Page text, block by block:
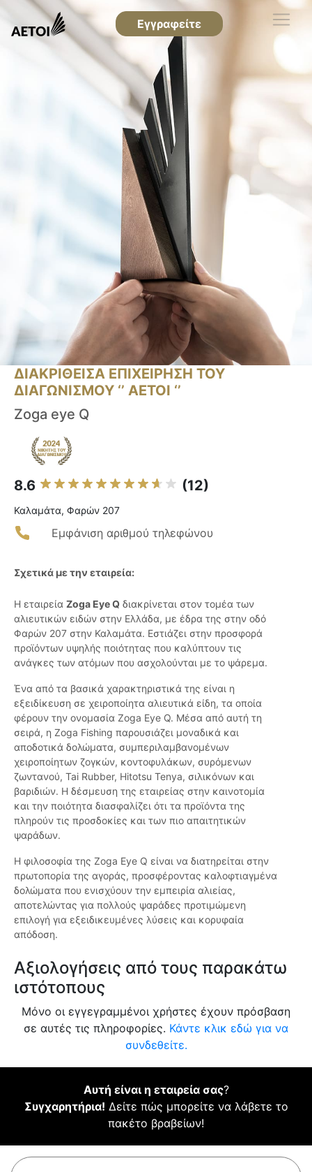
Εγγραφείτε
ΔΙΑΚΡΙΘΕΙΣΑ ΕΠΙΧΕΙΡΗΣΗ ΤΟΥ
ΔΙΑΓΩΝΙΣΜΟΥ ‘’ ΑΕΤΟΙ ‘’
Zoga eye Q
8.6 (12)
Καλαμάτα, Φαρών 207
Εμφάνιση αριθμού τηλεφώνου
Σχετικά με την εταιρεία:
Η εταιρεία Zoga Eye Q διακρίνεται στον τομέα των
αλιευτικών ειδών στην Ελλάδα, με έδρα της στην οδό
Φαρών 207 στην Καλαμάτα. Εστιάζει στην προσφορά
προϊόντων υψηλής ποιότητας που καλύπτουν τις
ανάγκες των ατόμων που ασχολούνται με το ψάρεμα.
Ένα από τα βασικά χαρακτηριστικά της είναι η
εξειδίκευση σε χειροποίητα αλιευτικά είδη, τα οποία
φέρουν την ονομασία Zoga Eye Q. Μέσα από αυτή τη
σειρά, η Zoga Fishing παρουσιάζει μοναδικά και
αποδοτικά δολώματα, συμπεριλαμβανομένων
χειροποίητων ζογκών, κοντοφυλάκων, συρόμενων
ζωντανού, Tai Rubber, Hitotsu Tenya, σιλικόνων και
βαριδιών. Η δέσμευση της εταιρείας στην καινοτομία
και την ποιότητα διασφαλίζει ότι τα προϊόντα της
πληρούν τις προσδοκίες και των πιο απαιτητικών
ψαράδων.
Η φιλοσοφία της Zoga Eye Q είναι να διατηρείται στην
πρωτοπορία της αγοράς, προσφέροντας καλοφτιαγμένα
δολώματα που ενισχύουν την εμπειρία αλιείας,
αποτελώντας για πολλούς ψαράδες προτιμώμενη
επιλογή για εξειδικευμένες λύσεις και κορυφαία
απόδοση.
Αξιολογήσεις από τους παρακάτω
ιστότοπους
Μόνο οι εγγεγραμμένοι χρήστες έχουν πρόσβαση
σε αυτές τις πληροφορίες. Κάντε κλικ εδώ για να
συνδεθείτε.
Αυτή είναι η εταιρεία σας?
Συγχαρητήρια! Δείτε πώς μπορείτε να λάβετε το
πακέτο βραβείων!